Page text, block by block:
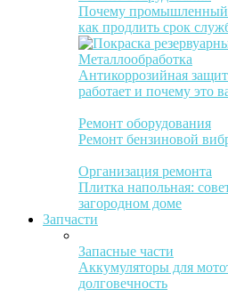
Почему промышленный
как продлить срок
Металлообработка
Антикоррозийная
работает и почему это
Ремонт оборудования
Ремонт бензиновой
Организация ремонта
Плитка напольная:
загородном доме
Запчасти
Запасные части
Аккумуляторы для
долговечность